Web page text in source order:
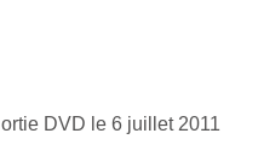
ortie DVD le 6 juillet 2011